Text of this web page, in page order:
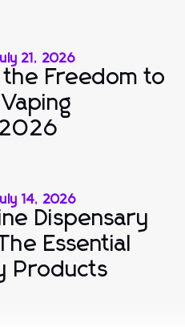
21, 2026
Freedom to
14, 2026
Dispensary
Essential
Products